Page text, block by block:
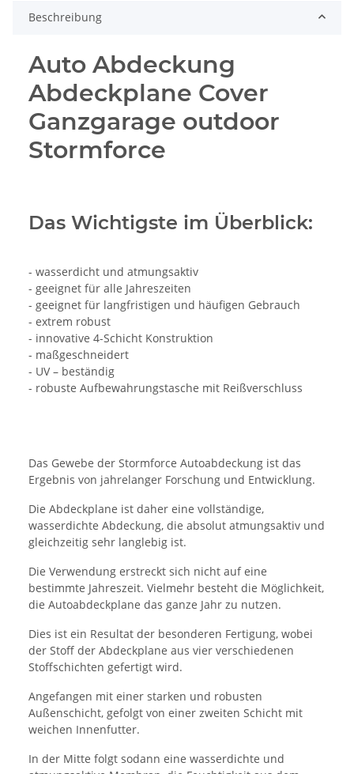
Beschreibung
Auto Abdeckung
Abdeckplane Cover
Ganzgarage outdoor
Stormforce
Das Wichtigste im Überblick:
- wasserdicht und atmungsaktiv
- geeignet für alle Jahreszeiten
- geeignet für langfristigen und häufigen Gebrauch
- extrem robust
- innovative 4-Schicht Konstruktion
- maßgeschneidert
- UV – beständig
- robuste Aufbewahrungstasche mit Reißverschluss
Das Gewebe der Stormforce Autoabdeckung ist das
Ergebnis von jahrelanger Forschung und Entwicklung.
Die Abdeckplane ist daher eine vollständige,
wasserdichte Abdeckung, die absolut atmungsaktiv und
gleichzeitig sehr langlebig ist.
Die Verwendung erstreckt sich nicht auf eine
bestimmte Jahreszeit. Vielmehr besteht die Möglichkeit,
die Autoabdeckplane das ganze Jahr zu nutzen.
Dies ist ein Resultat der besonderen Fertigung, wobei
der Stoff der Abdeckplane aus vier verschiedenen
Stoffschichten gefertigt wird.
Angefangen mit einer starken und robusten
Außenschicht, gefolgt von einer zweiten Schicht mit
weichen Innenfutter.
In der Mitte folgt sodann eine wasserdichte und